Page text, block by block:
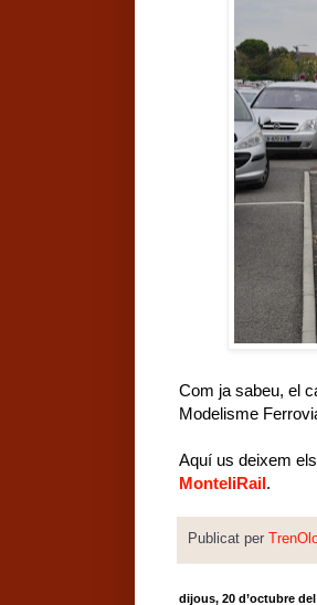
Com ja sabeu, el
Modelisme
Aquí us deixem
MonteliRail .
Publicat per
dijous, 20 d’octubre del